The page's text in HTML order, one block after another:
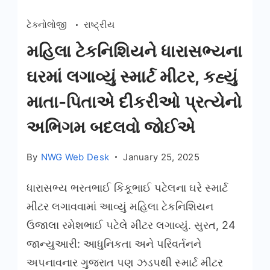
ટેક્નોલોજી રાષ્ટ્રીય
મહિલા ટેકનિશિયને ધારાસભ્યના
ઘરમાં લગાવ્યું સ્માર્ટ મીટર, કહ્યું
માતા-પિતાએ દીકરીઓ પ્રત્યેનો
અભિગમ બદલવો જોઈએ
By NWG Web Desk January 25, 2025
ધારાસભ્ય ભરતભાઈ કિકૂભાઈ પટેલના ઘરે સ્માર્ટ
મીટર લગાવવામાં આવ્યું મહિલા ટેકનિશિયન
ઉજાલા રમેશભાઈ પટેલે મીટર લગાવ્યું. સુરત, 24
જાન્યુઆરી: આધુનિકતા અને પરિવર્તનને
અપનાવનાર ગુજરાત પણ ઝડપથી સ્માર્ટ મીટર